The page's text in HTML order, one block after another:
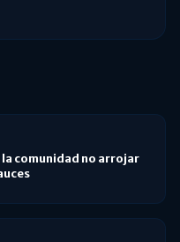
comunidad no arrojar